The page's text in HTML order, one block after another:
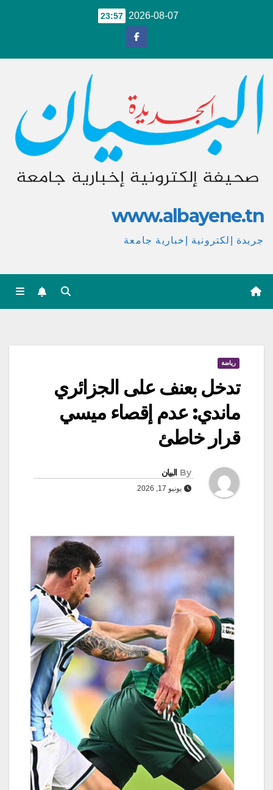
2026-08-07
23:57
www.albayene.tn
جريدة إلكترونية إخبارية جامعة
رياضة
تدخل بعنف على الجزائري
ماندي: عدم إقصاء ميسي
قرار خاطئ
By البيان
يونيو 17, 2026